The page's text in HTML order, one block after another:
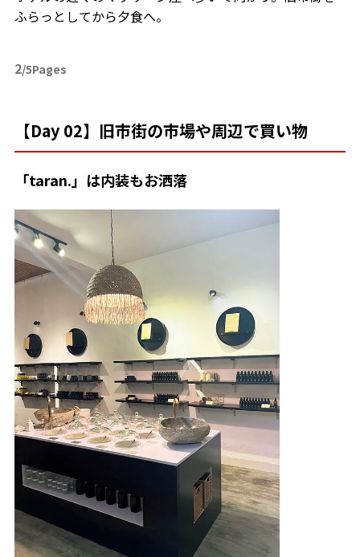
ふらっとしてから夕食へ。
2/5Pages
【Day 02】旧市街の市場や周辺で買い物
「taran.」は内装もお洒落